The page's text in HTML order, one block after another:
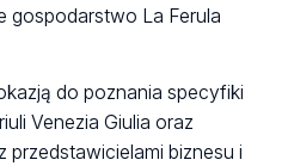
gospodarstwo La Ferula
do poznania specyfiki
Venezia Giulia oraz
biznesu i